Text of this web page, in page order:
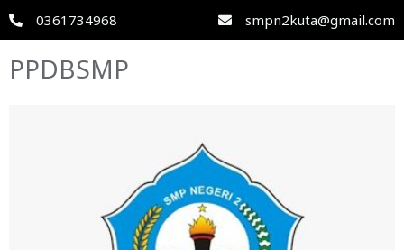
0361734968 smpn2kuta@gmail.com
PPDBSMP